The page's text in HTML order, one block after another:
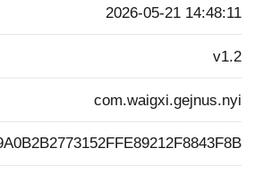
2026-05-21 14:48:11
v1.2
com.waigxi.gejnus.nyi